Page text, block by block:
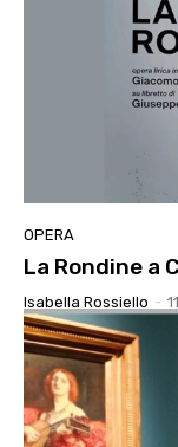
OPERA
La Rondine a
Isabella Rossiello -